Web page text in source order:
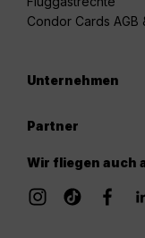
Condor Cards
Unternehmen
Partner
Wir fliegen auch